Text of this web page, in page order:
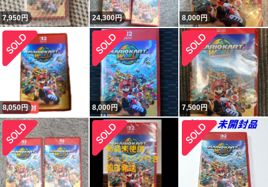
7,950円 24,300円 8,000円
8,050円 8,000円 7,500円